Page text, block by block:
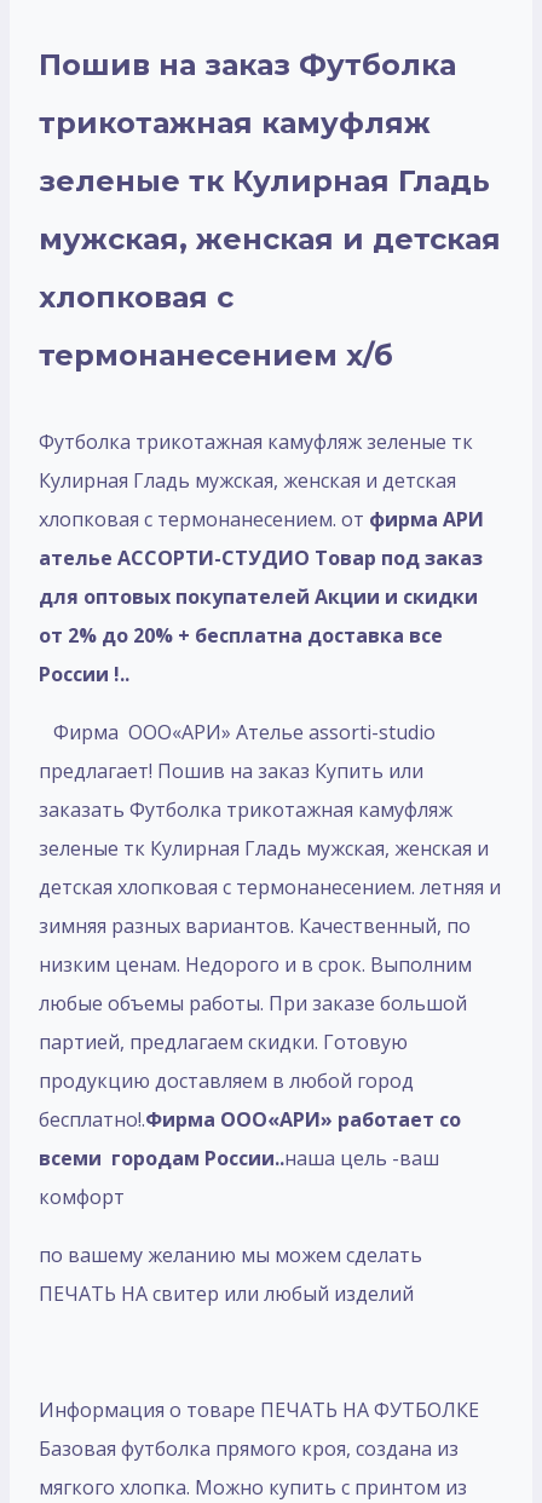
Пошив на заказ Футболка
трикотажная камуфляж
зеленые тк Кулирная Гладь
мужская, женская и детская
хлопковая с
термонанесением х/б
Футболка трикотажная камуфляж зеленые тк
Кулирная Гладь мужская, женская и детская
хлопковая с термонанесением. от фирма АРИ
ателье АССОРТИ-СТУДИО Товар под заказ
для оптовых покупателей Акции и скидки
от 2% до 20% + бесплатна доставка все
России !..
Фирма ООО«АРИ» Ателье assorti-studio
предлагает! Пошив на заказ Купить или
заказать Футболка трикотажная камуфляж
зеленые тк Кулирная Гладь мужская, женская и
детская хлопковая с термонанесением. летняя и
зимняя разных вариантов. Качественный, по
низким ценам. Недорого и в срок. Выполним
любые объемы работы. При заказе большой
партией, предлагаем скидки. Готовую
продукцию доставляем в любой город
бесплатно!.Фирма ООО«АРИ» работает со
всеми городам России..наша цель -ваш
комфорт
по вашему желанию мы можем сделать
ПЕЧАТЬ НА свитер или любый изделий
Информация о товаре ПЕЧАТЬ НА ФУТБОЛКЕ
Базовая футболка прямого кроя, создана из
мягкого хлопка. Можно купить с принтом из